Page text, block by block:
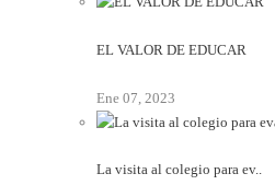
EL VALOR DE EDUCAR
Ene 07, 2023
La visita al colegio para ev..